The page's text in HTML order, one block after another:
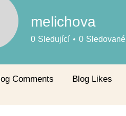
melichova
0 Sledující 0 Sledované
Comments Blog Likes